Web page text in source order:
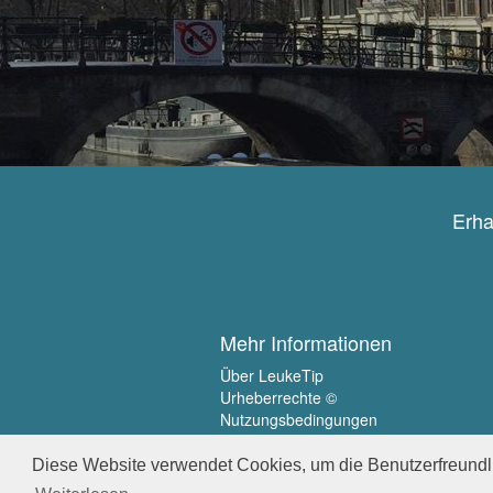
Diese Website verwendet Cookies, um die
Mehr Informationen
Über LeukeTip
Urheberrechte ©
Nutzungsbedingungen
Privatsphäre